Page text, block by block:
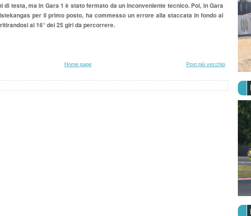
di testa, ma in Gara 1 è stato fermato da un inconveniente tecnico. Poi, in Gara
per il primo posto, ha commesso un errore alla staccata in fondo al
al 16° dei 25 giri da percorrere.
Post più vecchio
Home page